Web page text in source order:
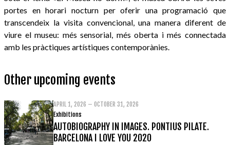
portes en horari nocturn per oferir una programació que
transcendeix la visita convencional, una manera diferent de
viure el museu: més sensorial, més oberta i més connectada
amb les pràctiques artístiques contemporànies.
Other upcoming events
APRIL 1, 2026 – OCTOBER 31, 2026
Exhibitions
AUTOBIOGRAPHY IN IMAGES. PONTIUS PILATE.
BARCELONA I LOVE YOU 2020